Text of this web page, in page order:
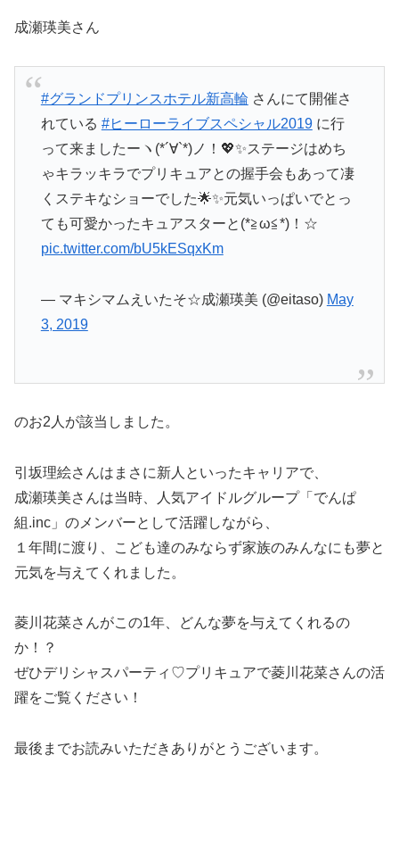
成瀬瑛美さん
#グランドプリンスホテル新高輪 さんにて開催さ
れている #ヒーローライブスペシャル2019に行
って来ましたーヽ(*´∀`*)ノ！💖✨ステージはめち
ゃキラッキラでプリキュアとの握手会もあって凄
くステキなショーでした🌟✨元気いっぱいでとっ
ても可愛かったキュアスターと(*≧ω≦*)！☆
pic.twitter.com/bU5kESqxKm
— マキシマムえいたそ☆成瀬瑛美 (@eitaso) May
3, 2019
のお2人が該当しました。
引坂理絵さんはまさに新人といったキャリアで
成瀬瑛美さんは当時、人気アイドルグループ「でんぱ
組.inc」のメンバーとして活躍しながら、
１年間に渡り、こども達のみならず家族のみんなにも夢と
元気を与えてくれました。
菱川花菜さんがこの1年、どんな夢を与えてくれるの
か！？
ぜひデリシャスパーティ♡プリキュアで菱川花菜さんの活
躍をご覧ください！
最後までお読みいただきありがとうございます。